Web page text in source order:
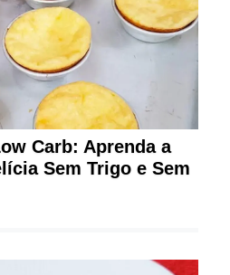
Carb: Aprenda a
Sem Trigo e Sem